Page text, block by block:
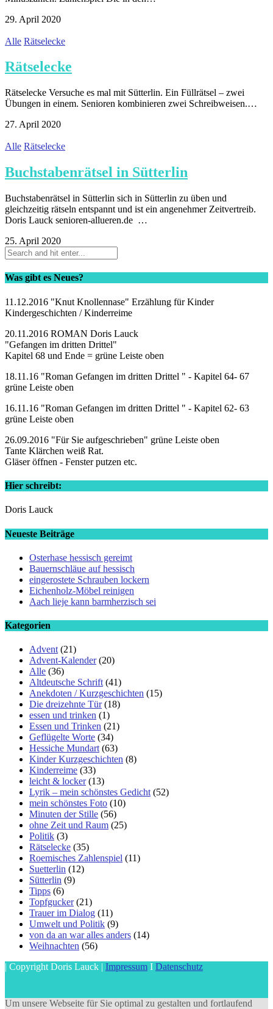
29. April 2020
Alle Rätselecke
Rätselecke
Rätselecke Versuche es mal mit Sütterlin. Ein Füllrätsel – zwei
Übungen in einem. Senioren kombinieren zwei Schreibweisen.…
27. April 2020
Alle Rätselecke
Buchstabenrätsel in Sütterlin
Buchstabenrätsel in Sütterlin sich in Sütterlin zu üben und
gleichzeitig rätseln entspannt und ist ein angenehmer Zeitvertreib.
Doris Lauck senioren-allueren.de …
25. April 2020
Was gibt es Neues?
11.12.2016 "Knut Knollennase" Erzählung für Kinder
Kindergeschichten / Kinderreime
20.11.2016 ROMAN Doris Lauck
"Gefangen im dritten Drittel"
Kapitel 68 und Ende = grüne Leiste oben
18.11.16 "Roman Gefangen im dritten Drittel " - Kapitel 64- 67
grüne Leiste oben
16.11.16 "Roman Gefangen im dritten Drittel " - Kapitel 62- 63
grüne Leiste oben
26.09.2016 "Für Sie aufgeschrieben" grüne Leiste oben
Tante Klärchen weiß Rat.
Gläser öffnen - Fenster putzen etc.
Hier schreibt:
Doris Lauck
Neueste Beiträge
Osterhase hessisch gereimt
Bauernschläue auf hessisch
eingerostete Schrauben lockern
Eichenholz-Möbel reinigen
Aach lieje kann barmherzisch sei
Kategorien
Advent (21)
Advent-Kalender(20)
Alle (36)
Altdeutsche Schrift (41)
Anekdoten / Kurzgeschichten (15)
Die dreizehnte Tür(18)
essen und trinken (1)
Essen und Trinken (21)
Geflügelte Worte (34)
Hessiche Mundart (63)
Kinder Kurzgeschichten (8)
Kinderreime (33)
leicht & locker(13)
Lyrik – mein schönstes Gedicht (52)
mein schönstes Foto (10)
Minuten der Stille (56)
ohne Zeit und Raum (25)
Politik (3)
Rätselecke (35)
Roemisches Zahlenspiel (11)
Suetterlin (12)
Sütterlin (9)
Tipps (6)
Topfgucker(21)
Trauer im Dialog (11)
Umwelt und Politik (9)
von da an war alles anders (14)
Weihnachten (56)
| Copyright Doris Lauck | Impressum I Datenschutz
Um unsere Webseite für Sie optimal zu gestalten und fortlaufend